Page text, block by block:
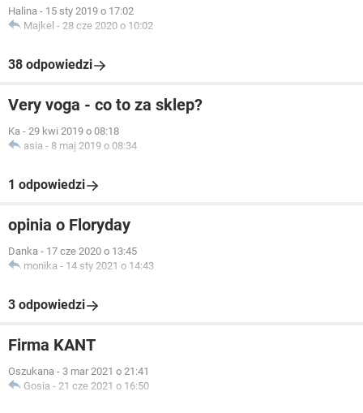
Halina - 15 sty 2019 o 17:02
Majkel - 28 cze 2020 o 10:02
38 odpowiedzi
Very voga - co to za sklep?
Ka - 29 kwi 2019 o 08:18
asia - 8 maj 2019 o 08:34
1 odpowiedzi
opinia o Floryday
Danka - 17 cze 2020 o 13:45
monika - 14 sty 2021 o 14:43
3 odpowiedzi
Firma KANT
Oszukana - 3 mar 2021 o 21:41
Gosia - 21 cze 2021 o 16:50